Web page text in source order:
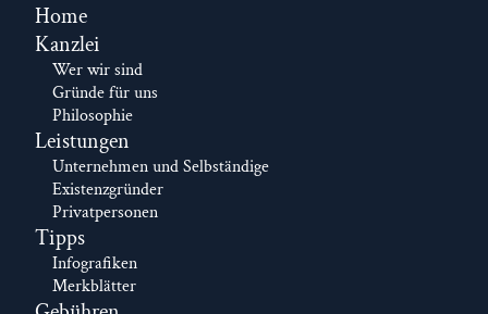
Navigation
überspringen
Home
Kanzlei
Wer wir sind
Gründe für uns
Philosophie
Leistungen
Unternehmen und Selbständige
Existenzgründer
Privatpersonen
Tipps
Infografiken
Merkblätter